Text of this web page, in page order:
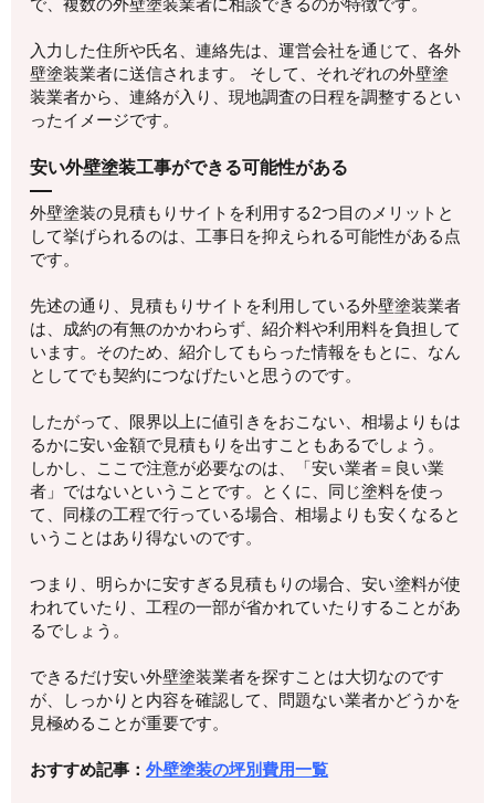
で、複数の外壁塗装業者に相談できるのが特徴です。
入力した住所や氏名、連絡先は、運営会社を通じて、各外
壁塗装業者に送信されます。 そして、それぞれの外壁塗
装業者から、連絡が入り、現地調査の日程を調整するとい
ったイメージです。
安い外壁塗装工事ができる可能性がある
外壁塗装の見積もりサイトを利用する2つ目のメリットと
して挙げられるのは、工事日を抑えられる可能性がある点
です。
先述の通り、見積もりサイトを利用している外壁塗装業者
は、成約の有無のかかわらず、紹介料や利用料を負担して
います。そのため、紹介してもらった情報をもとに、なん
としてでも契約につなげたいと思うのです。
したがって、限界以上に値引きをおこない、相場よりもは
るかに安い金額で見積もりを出すこともあるでしょう。
しかし、ここで注意が必要なのは、「安い業者＝良い業
者」ではないということです。とくに、同じ塗料を使っ
て、同様の工程で行っている場合、相場よりも安くなると
いうことはあり得ないのです。
つまり、明らかに安すぎる見積もりの場合、安い塗料が使
われていたり、工程の一部が省かれていたりすることがあ
るでしょう。
できるだけ安い外壁塗装業者を探すことは大切なのです
が、しっかりと内容を確認して、問題ない業者かどうかを
見極めることが重要です。
おすすめ記事：外壁塗装の坪別費用一覧